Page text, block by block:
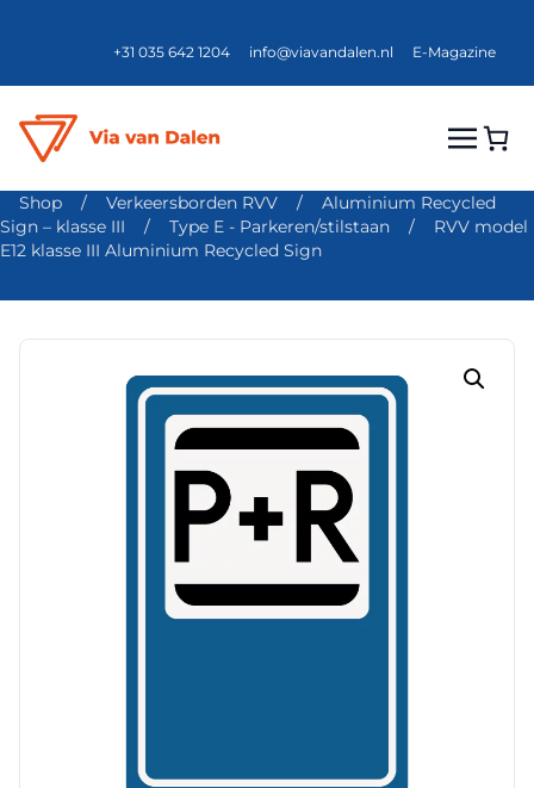
+31 035 642 1204 info@viavandalen.nl E-Magazine
Shop / Verkeersborden RVV /
Aluminium Recycled
Sign – klasse III
/ Type E - Parkeren/stilstaan /
RVV model
E12 klasse III Aluminium Recycled Sign